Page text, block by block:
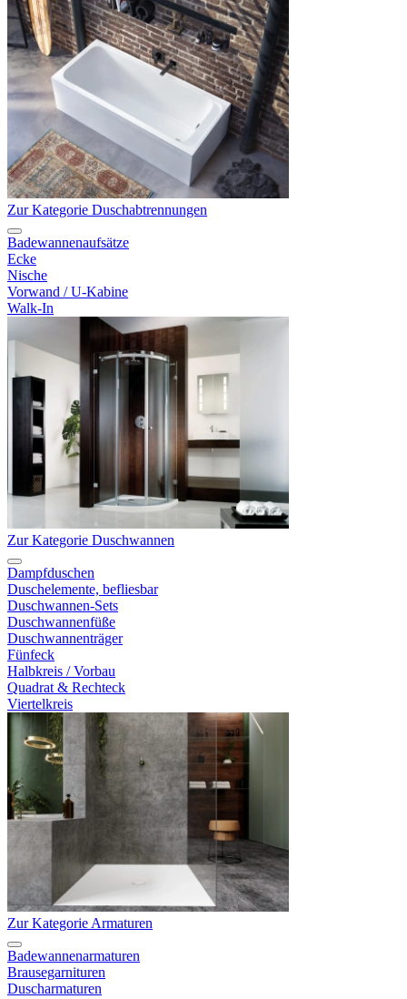
Zur Kategorie Duschabtrennungen
Badewannenaufsätze
Ecke
Nische
Vorwand / U-Kabine
Walk-In
Zur Kategorie Duschwannen
Dampfduschen
Duschelemente, befliesbar
Duschwannen-Sets
Duschwannenfüße
Duschwannenträger
Fünfeck
Halbkreis / Vorbau
Quadrat & Rechteck
Viertelkreis
Zur Kategorie Armaturen
Badewannenarmaturen
Brausegarnituren
Duscharmaturen